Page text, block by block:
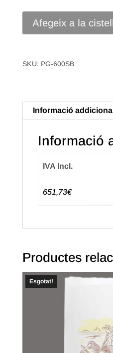
quantitat
Semiblanc
Afegeix a la
SKU: PG-600SB
Informació
Informació
IVA Incl.
651,73€
Productes
Esgotat!